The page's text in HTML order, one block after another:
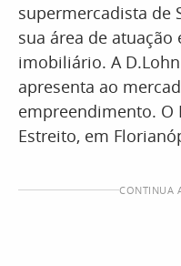
supermercadista de
sua área de
imobiliário. A
apresenta ao
empreendimento.
Estreito, em
CONTINUA